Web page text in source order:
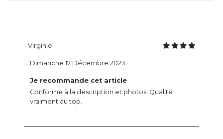
Virginie
Je recommande cet article
Conforme à la description et photos. Qualité
vraiment au top.
Dimanche 17 Décembre 2023